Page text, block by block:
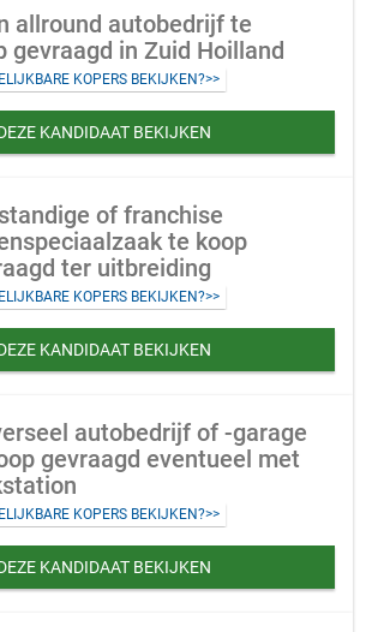
allround autobedrijf te
gevraagd in Zuid Hoilland
KOPERS BEKIJKEN?>>
KANDIDAAT BEKIJKEN
of franchise
te koop
ter uitbreiding
KOPERS BEKIJKEN?>>
KANDIDAAT BEKIJKEN
autobedrijf of -garage
gevraagd eventueel met
KOPERS BEKIJKEN?>>
KANDIDAAT BEKIJKEN